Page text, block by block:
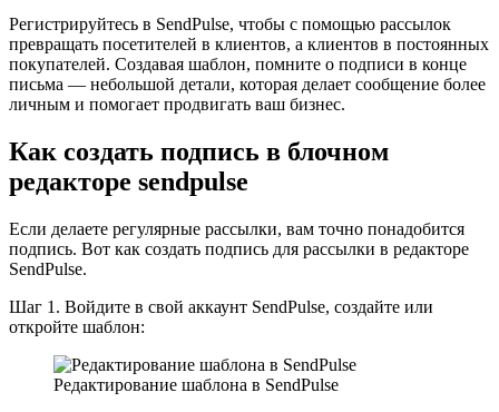
Регистрируйтесь в SendPulse, чтобы с помощью рассылок
превращать посетителей в клиентов, а клиентов в постоянных
покупателей. Создавая шаблон, помните о подписи в конце
письма — небольшой детали, которая делает сообщение более
личным и помогает продвигать ваш бизнес.
Как создать подпись в блочном
редакторе sendpulse
Если делаете регулярные рассылки, вам точно понадобится
подпись. Вот как создать подпись для рассылки в редакторе
SendPulse.
Шаг 1. Войдите в свой аккаунт SendPulse, создайте или
откройте шаблон:
Редактирование шаблона в SendPulse